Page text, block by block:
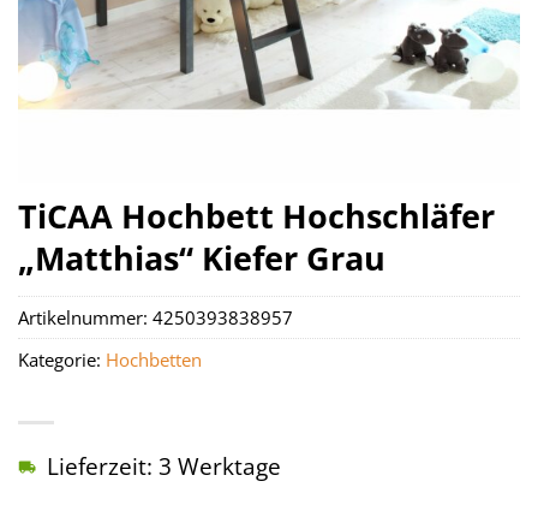
TiCAA Hochbett Hochschläfer
„Matthias“ Kiefer Grau
Lieferzeit: 3 Werktage
Artikelnummer: 4250393838957
Kategorie: Hochbetten